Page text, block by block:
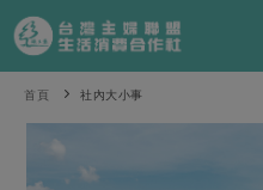
產品分類
當季蔬果
一籃菜
食譜料理
首頁 社內大小事